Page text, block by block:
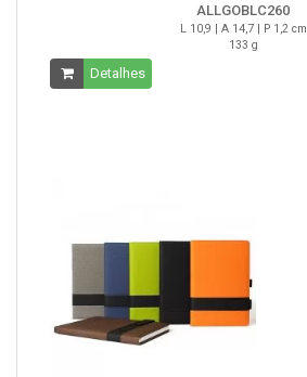
ALLGOBLC260
L 10,9 | A 14,7 | P 1,2 cm
133 g
Detalhes